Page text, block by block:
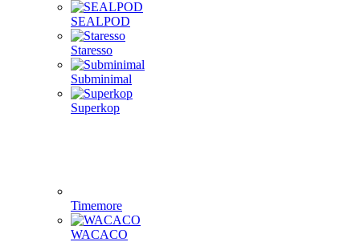
SEALPOD
Staresso
Subminimal
Superkop
Timemore
WACACO